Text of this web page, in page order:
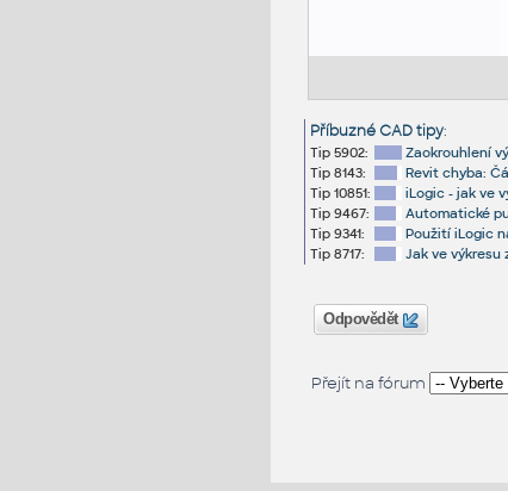
Příbuzné CAD tipy:
Tip 5902:
Zaokrouhlení
Tip 8143:
Revit chyba:
Tip 10851:
iLogic - jak ve
Tip 9467:
Automatické
Tip 9341:
Použití iLogic
Tip 8717:
Jak ve
Odpovědět
Přejít na fórum